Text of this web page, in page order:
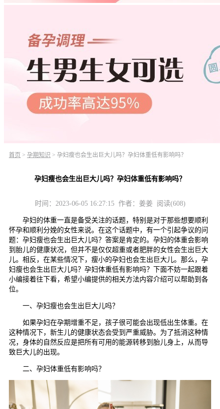
首页 > 孕期知识 > 孕妇瘦也会生出巨大儿吗？孕妇体重低有影响吗？
孕妇瘦也会生出巨大儿吗？孕妇体重低有影响吗？
时间：2023-06-05 16:27:15 作者：姜姜 阅读(608)
孕妇的体重一直是备受关注的话题，特别是对于那些想要顺利
怀孕和顺利分娩的女性来说。在这个话题中，有一个引起争议的问
题：孕妇瘦也会生出巨大儿吗？答案是肯定的。孕妇的体重会影响
到胎儿的健康状况，但并不是仅仅超重或者肥胖的女性会生出巨大
儿。相反，在某些情况下，瘦小的孕妇也会生出巨大儿。那么，孕
妇瘦也会生出巨大儿吗？孕妇体重低有影响吗？下面不妨一起跟着
小编接着往下看，希望小编提供的相关方法内容介绍可以帮助到各
位。
一、孕妇瘦也会生出巨大儿吗？
如果孕妇在孕期增重不足，孩子很可能会出现低出生体重。在
这种情况下，新生儿的健康状态会受到严重威胁。为了抵消这种情
况，身体的自然反应是把所有可用的能源转移到胎儿身上，从而导
致巨大儿的出现。
二、孕妇体重低有影响吗？